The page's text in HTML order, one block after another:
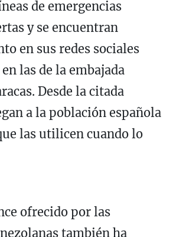
de emergencias
y se encuentran
en sus redes sociales
las de la embajada
Desde la citada
a la población española
las utilicen cuando lo
ofrecido por las
también ha